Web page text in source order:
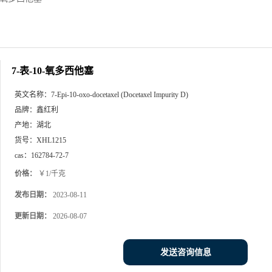
7-表-10-氧多西他塞
英文名称： 7-Epi-10-oxo-docetaxel (Docetaxel Impurity D)
品牌： 鑫红利
产地： 湖北
货号： XHL1215
cas： 162784-72-7
价格： ￥1/千克
发布日期： 2023-08-11
更新日期： 2026-08-07
发送咨询信息